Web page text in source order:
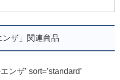
ンザ」関連商品
ンザ’ sort=’standard’